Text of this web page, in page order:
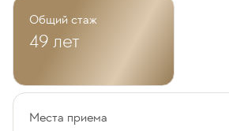
Общий стаж
49 лет
Места приема